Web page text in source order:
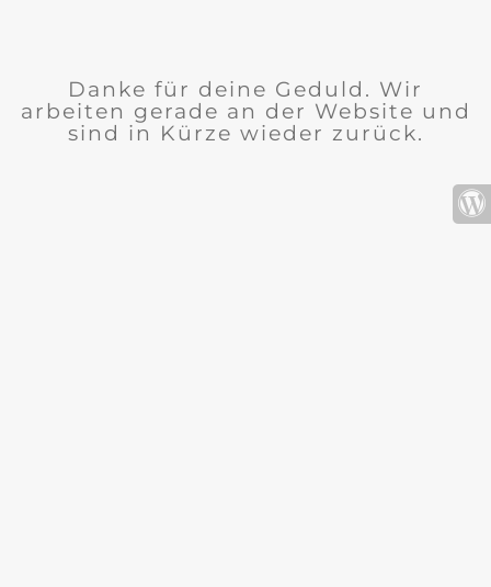
Danke für deine Geduld. Wir
arbeiten gerade an der Website und
sind in Kürze wieder zurück.